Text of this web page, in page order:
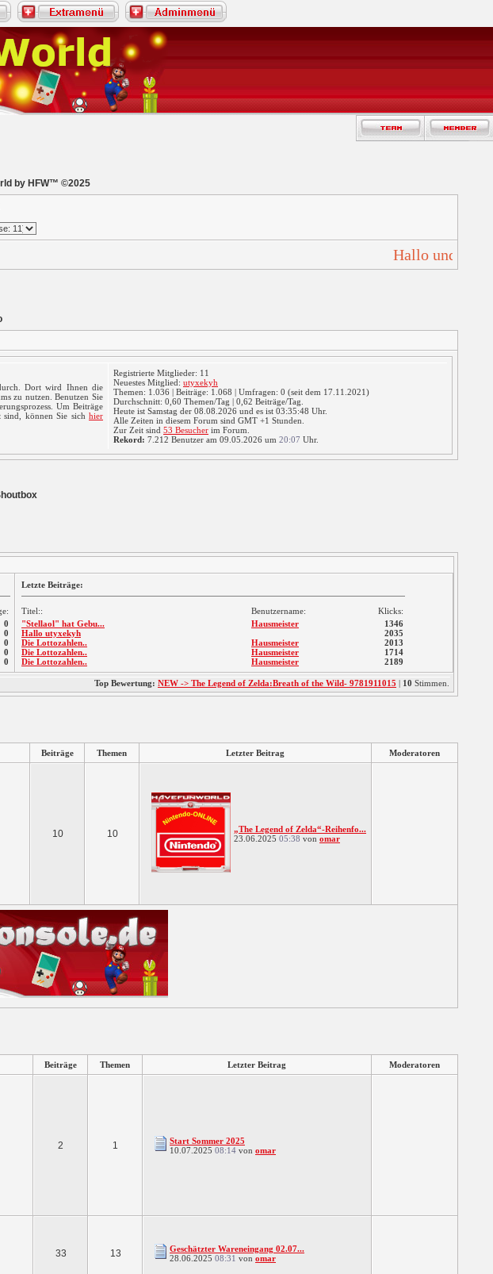
by HFW™ ©2025
Hallo und
Dort wird Ihnen die
zu nutzen. Benutzen Sie
Um Beiträge
sind, können Sie sich hier
Registrierte Mitglieder: 11
Neuestes Mitglied: utyxekyh
Themen: 1.036 | Beiträge: 1.068 | Umfragen: 0 (seit dem 17.11.2021)
Durchschnitt: 0,60 Themen/Tag | 0,62 Beiträge/Tag.
Heute ist Samstag der 08.08.2026 und es ist 03:35:49 Uhr.
Alle Zeiten in diesem Forum sind GMT +1 Stunden.
Zur Zeit sind 53 Besucher im Forum.
Rekord: 7.212 Benutzer am 09.05.2026 um 20:07 Uhr.
0
0
0
0
0
Letzte Beiträge:
Titel:: Benutzername:
Klicks:
"Stellaol" hat Gebu...
Hallo utyxekyh
Die Lottozahlen..
Die Lottozahlen..
Die Lottozahlen..
Hausmeister
Hausmeister
Hausmeister
Hausmeister
1346
2035
2013
1714
2189
Top Bewertung: NEW -> The Legend of Zelda:Breath of the Wild- 9781911015 | 10 Stimmen.
Beiträge Themen Letzter Beitrag Moderatoren
10 10
„The Legend of Zelda“-Reihenfo...
23.06.2025 05:38 von omar
Beiträge Themen Letzter Beitrag Moderatoren
2 1
Start Sommer 2025
10.07.2025 08:14 von omar
33 13
Geschätzter Wareneingang 02.07...
28.06.2025 08:31 von omar